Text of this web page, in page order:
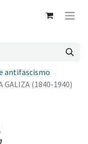
antifascismo
GALIZA (1840-1940)